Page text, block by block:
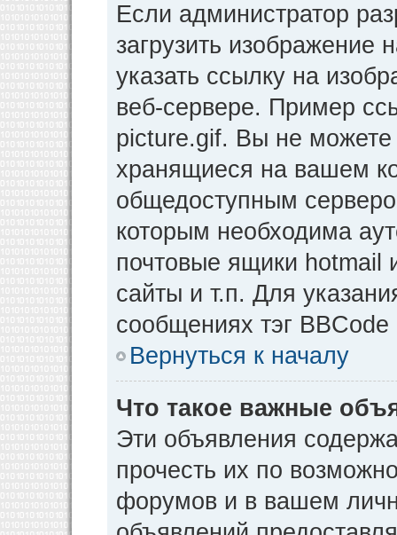
Если администратор
загрузить
указать ссылку на
веб-сервере. Пример
picture.gif. Вы не можете
хранящиеся на вашем
общедоступным
которым необходима
почтовые ящики
сайты и т.п. Для
сообщениях тэг BBCode
Вернуться к началу
Что такое важные
Эти объявления
прочесть их по
форумов и в вашем